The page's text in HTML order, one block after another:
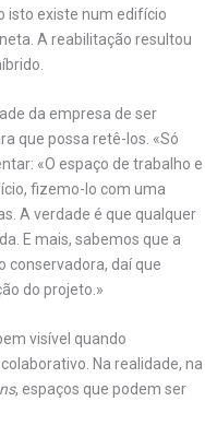
isto existe num edifício
A reabilitação resultou
da empresa de ser
que possa retê-los. «Só
«O espaço de trabalho e
fizemo-lo com uma
A verdade é que qualquer
E mais, sabemos que a
conservadora, daí que
do projeto.»
visível quando
Na realidade, na
, espaços que podem ser